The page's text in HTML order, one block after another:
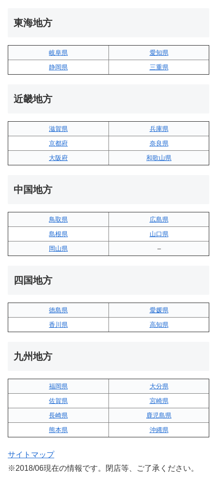
東海地方
岐阜県
愛知県
静岡県
三重県
近畿地方
滋賀県
兵庫県
京都府
奈良県
大阪府
和歌山県
中国地方
鳥取県
広島県
島根県
山口県
岡山県
–
四国地方
徳島県
愛媛県
香川県
高知県
九州地方
福岡県
大分県
佐賀県
宮崎県
長崎県
鹿児島県
熊本県
沖縄県
サイトマップ
※2018/06現在の情報です。閉店等、ご了承ください。